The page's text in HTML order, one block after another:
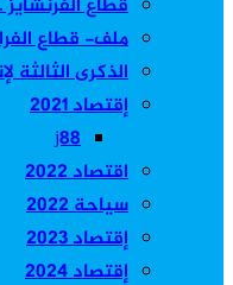
قطاع
ملف- قطاع
الذكرى الثالثة
إقتصاد 2021
j88
اقتصاد 2022
سياحة 2022
إقتصاد 2023
إقتصاد 2024